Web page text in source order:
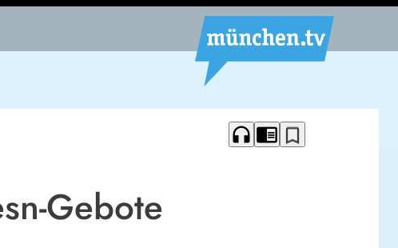
headphones chrome_reader_mode bookmark_border
Gebote